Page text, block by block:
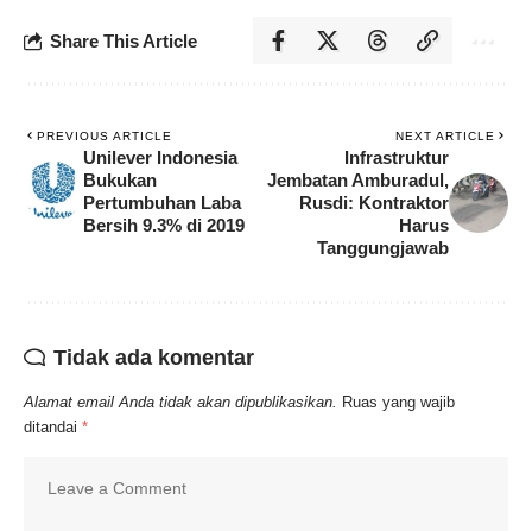
Share This Article
PREVIOUS ARTICLE
Unilever Indonesia
Bukukan
Pertumbuhan Laba
Bersih 9.3% di 2019
NEXT ARTICLE
Infrastruktur
Jembatan Amburadul,
Rusdi: Kontraktor
Harus
Tanggungjawab
Tidak ada komentar
Alamat email Anda tidak akan dipublikasikan. Ruas yang wajib
ditandai *